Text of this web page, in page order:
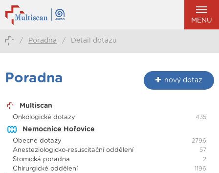
MENU
/ Poradna / Detail dotazu
Poradna nový dotaz
Multiscan
Onkologické dotazy 435
Nemocnice Hořovice
Obecné dotazy 2796
Anesteziologicko-resuscitační oddělení 57
Stomická poradna 2
Chirurgické oddělení 1196